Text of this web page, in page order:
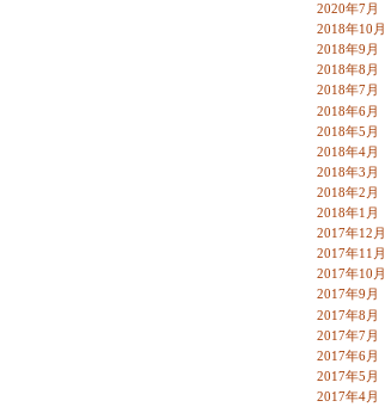
2020年7月
2018年10月
2018年9月
2018年8月
2018年7月
2018年6月
2018年5月
2018年4月
2018年3月
2018年2月
2018年1月
2017年12月
2017年11月
2017年10月
2017年9月
2017年8月
2017年7月
2017年6月
2017年5月
2017年4月